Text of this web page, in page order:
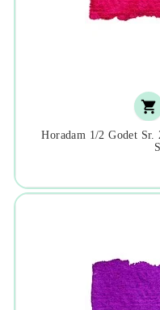

Horadam 1/2 Godet